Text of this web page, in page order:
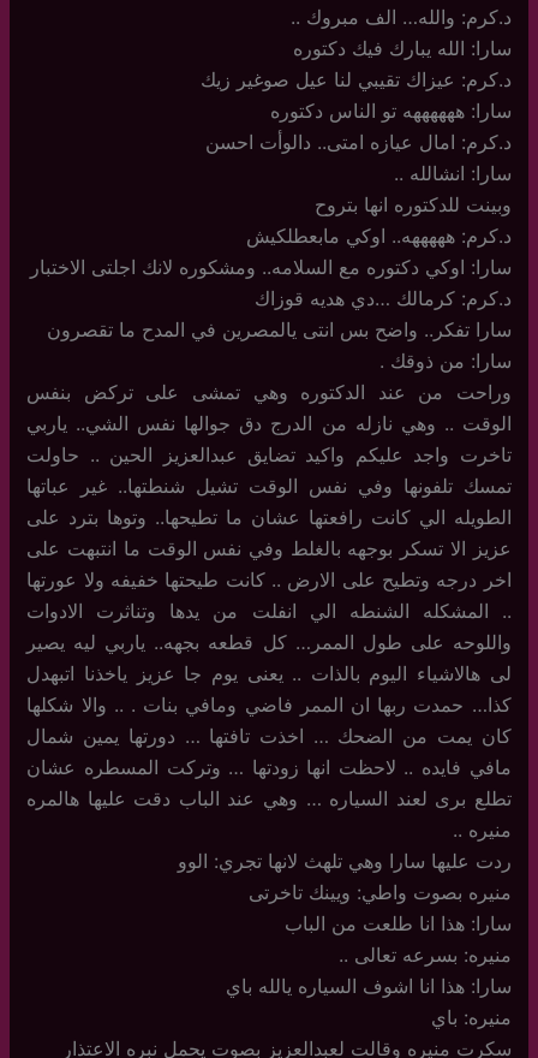
د.كرم: والله… الف مبروك ..
سارا: الله يبارك فيك دكتوره
د.كرم: عيزاك تقيبي لنا عيل صوغير زيك
سارا: ههههههه تو الناس دكتوره
د.كرم: امال عيازه امتى.. دالوأت احسن
سارا: انشالله ..
وبينت للدكتوره انها بتروح
د.كرم: هههههه.. اوكي مابعطلكيش
سارا: اوكي دكتوره مع السلامه.. ومشكوره لانك اجلتى الاختبار
د.كرم: كرمالك …دي هديه قوزاك
سارا تفكر.. واضح بس انتى يالمصرين في المدح ما تقصرون
سارا: من ذوقك .
وراحت من عند الدكتوره وهي تمشى على تركض بنفس
الوقت .. وهي نازله من الدرج دق جوالها نفس الشي.. ياربي
تاخرت واجد عليكم واكيد تضايق عبدالعزيز الحين .. حاولت
تمسك تلفونها وفي نفس الوقت تشيل شنطتها.. غير عباتها
الطويله الي كانت رافعتها عشان ما تطيحها.. وتوها بترد على
عزيز الا تسكر بوجهه بالغلط وفي نفس الوقت ما انتبهت على
اخر درجه وتطيح على الارض .. كانت طيحتها خفيفه ولا عورتها
.. المشكله الشنطه الي انفلت من يدها وتناثرت الادوات
واللوحه على طول الممر… كل قطعه بجهه.. ياربي ليه يصير
لى هالاشياء اليوم بالذات .. يعنى يوم جا عزيز ياخذنا اتبهدل
كذا… حمدت ربها ان الممر فاضي ومافي بنات . .. والا شكلها
كان يمت من الضحك … اخذت تافتها … دورتها يمين شمال
مافي فايده .. لاحظت انها زودتها … وتركت المسطره عشان
تطلع برى لعند السياره … وهي عند الباب دقت عليها هالمره
منيره ..
ردت عليها سارا وهي تلهث لانها تجري: الوو
منيره بصوت واطي: ويينك تاخرتى
سارا: هذا انا طلعت من الباب
منيره: بسرعه تعالى ..
سارا: هذا انا اشوف السياره يالله باي
منيره: باي
سكرت منيره وقالت لعبدالعزيز بصوت يحمل نبره الاعتذار